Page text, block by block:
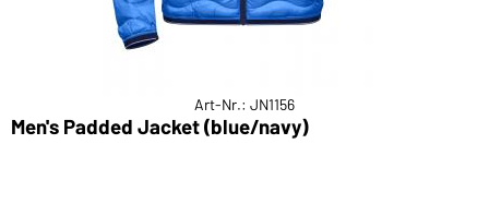
Art-Nr.: JN1156
Men's Padded Jacket (blue/navy)